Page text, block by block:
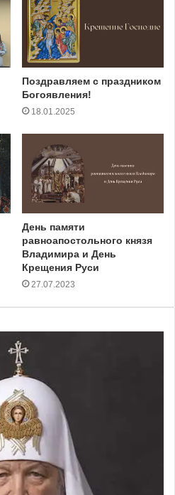
Поздравляем с праздником
Богоявления!
18.01.2025
День памяти
равноапостольного князя
Владимира и День
Крещения Руси
27.07.2023